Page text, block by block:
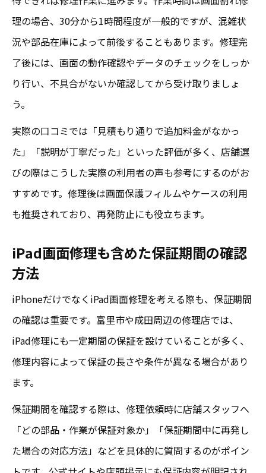
理の場合、30分から1時間程度が一般的ですが、混雑状
況や部品在庫によって前後することもあります。修理完
了後には、画面の動作確認やデータのチェックをしっか
り行い、不具合がないか確認してから受け取りましょ
う。
実際の口コミでは「見積もり通りで追加料金がなかっ
た」「説明が丁寧だった」といった評価が多く、店舗選
びの際はこうした実際の利用者の声も参考にするのがお
すすめです。修理後は画面保護フィルムやケースの利用
も推奨されており、再発防止にも役立ちます。
iPad画面修理も含めた保証期間の確認
方法
iPhoneだけでなくiPad画面修理を考える際も、保証期間
の確認は重要です。富里市や成田周辺の修理店では、
iPad修理にも一定期間の保証を設けていることが多く、
修理内容によって保証の長さや条件が異なる場合があり
ます。
保証期間を確認する際は、修理依頼時に店舗スタッフへ
「どの部品・作業が保証対象か」「保証期間中に再発し
た場合の対応方法」などを具体的に質問するのがポイン